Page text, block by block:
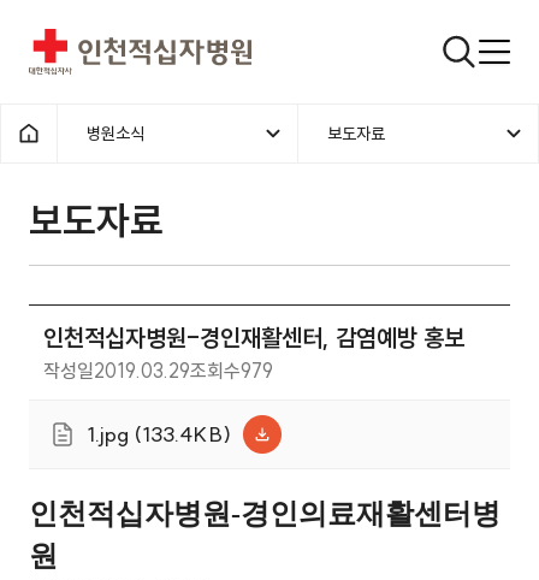
인천적십자병원 검색창
홈으로
병원소식 보도자료
보도자료
인천적십자병원-경인재활센터, 감염예방 홍보
작성일2019.03.29조회수979
1.jpg (133.4KB)
인천적십자병원-경인의료재활센터병
원